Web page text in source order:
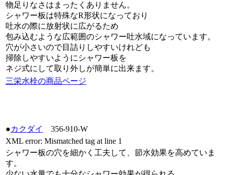
物足りなさはまったくありません。
シャワー板は特殊なR形状になっており
吐水の際に放射状に広がるため
包み込むような広範囲のシャワー吐水域になっています。
穴が小さいので目詰りしやすいけれども
掃除しやすいようにシャワー板を
ネジ式にして取り外しが簡単に出来ます。
三栄水栓の商品ページ
●カクダイ
356-910-W
XML error: Mismatched tag at line 1
シャワー板の穴を細かく工夫して、節水効果を高めていま
す。